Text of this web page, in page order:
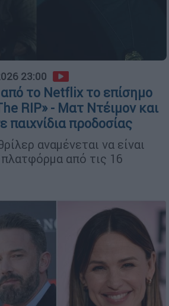
23:00
το Netflix το επίσημο
RIP» - Ματ Ντέιμον και
προδοσίας
αναμένεται να είναι
από τις 16